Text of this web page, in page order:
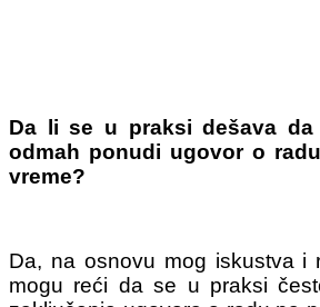
Da li se u praksi dešava da
odmah ponudi ugovor o
vreme?
Da, na osnovu mog iskustva i
mogu reći da se u praksi